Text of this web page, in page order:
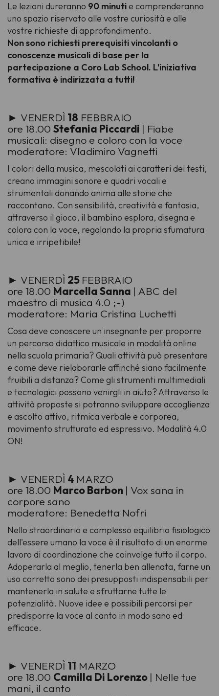
Le lezioni dureranno 90 minutie comprenderanno
uno spazio riservato alle vostre curiosità e alle
vostre richieste di approfondimento.
Non sono richiesti prerequisiti vincolanti o
conoscenze musicali di base per la
partecipazione a Coro Lab School. L'iniziativa
formativa è indirizzata a tutti!
► VENERDÌ 18 FEBBRAIO
ore 18.00 Stefania Piccardi | Fiabe
musicali: disegno e coloro con la voce
moderatore: Vladimiro Vagnetti
I colori della musica, mescolati ai caratteri dei testi,
creano immagini sonore e quadri vocali e
strumentali donando anima alle storie che
raccontano. Con sensibilità, creatività e fantasia,
attraverso il gioco, il bambino esplora, disegna e
colora con la voce, regalando la propria sfumatura
unica e irripetibile!
► VENERDÌ 25 FEBBRAIO
ore 18.00 Marcella Sanna | ABC del
maestro di musica 4.0 ;-)
moderatore: Maria Cristina Luchetti
Cosa deve conoscere un insegnante per proporre
un percorso didattico musicale in modalità online
nella scuola primaria? Quali attività può presentare
e come deve rielaborarle affinché siano facilmente
fruibili a distanza? Come gli strumenti multimediali
e tecnologici possono venirgli in aiuto? Attraverso le
attività proposte si potranno sviluppare accoglienza
e ascolto attivo, ritmica verbale e corporea,
movimento strutturato ed espressivo. Modalità 4.0
ON!
► VENERDÌ 4 MARZO
ore 18.00 Marco Barbon | Vox sana in
corpore sano
moderatore: Benedetta Nofri
Nello straordinario e complesso equilibrio fisiologico
dell'essere umano la voce è il risultato di un enorme
lavoro di coordinazione che coinvolge tutto il corpo.
Adoperarla al meglio, tenerla ben allenata, farne un
uso corretto sono dei presupposti indispensabili per
mantenerla in salute e sfruttarne tutte le
potenzialità. Nuove idee e possibili percorsi per
predisporre la voce al canto in modo sano ed
efficace.
► VENERDÌ 11 MARZO
ore 18.00 Camilla Di Lorenzo | Nelle tue
mani, il canto